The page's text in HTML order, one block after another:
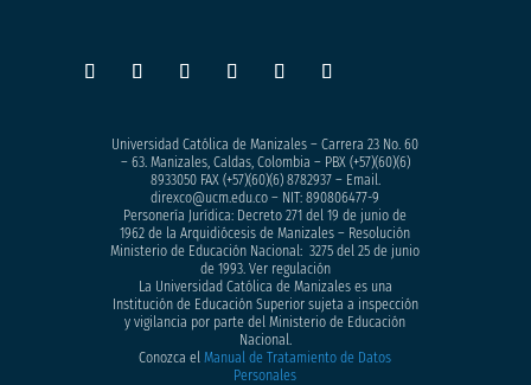
Universidad Católica de Manizales – Carrera 23 No. 60
– 63. Manizales, Caldas, Colombia – PBX (+57)(60)(6)
8933050FAX (+57)(60)(6) 8782937 – Email.
direxco@ucm.edu.co – NIT: 890806477-9
Personería Jurídica: Decreto 271 del 19 de junio de
1962 de la Arquidiócesis de Manizales – Resolución
Ministerio de Educación Nacional: 3275 del 25 de junio
de 1993. Ver regulación
La Universidad Católica de Manizales es una
Institución de Educación Superior sujeta a inspección
y vigilancia por parte del Ministerio de Educación
Nacional.
Conozca elManual de Tratamiento de Datos
Personales